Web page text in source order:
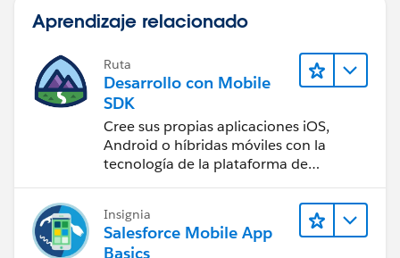
Aprendizaje relacionado
Ruta
Desarrollo con Mobile
SDK
Cree sus propias aplicaciones iOS,
Android o híbridas móviles con la
tecnología de la plataforma de
Insignia
Salesforce Mobile App
Basics